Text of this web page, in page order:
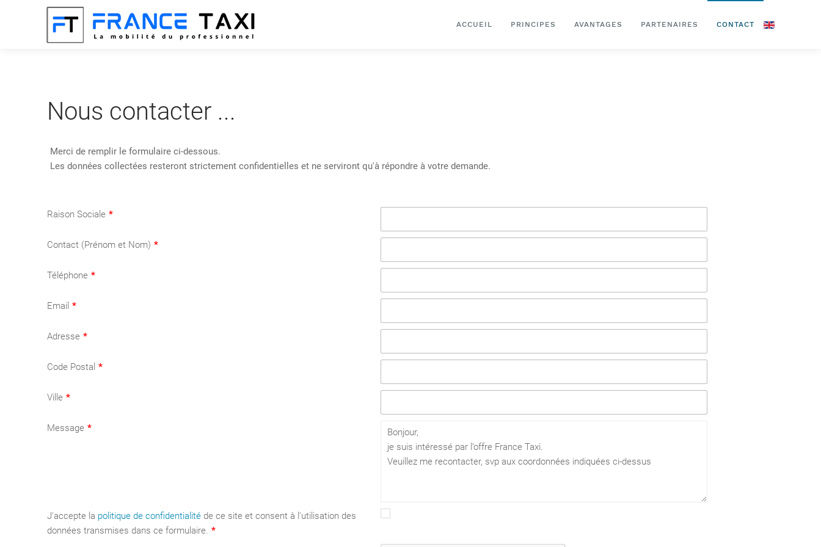
ACCUEIL PRINCIPES AVANTAGES PARTENAIRES CONTACT
Nous contacter ...
Merci de remplir le formulaire ci-dessous.
Les données collectées resteront strictement confidentielles et ne serviront qu'à répondre à votre demande.
Raison Sociale *
Contact (Prénom et Nom) *
Téléphone *
Email *
Adresse *
Code Postal *
Ville *
Message *
J'accepte la politique de confidentialité de ce site et consent à l'utilisation des
données transmises dans ce formulaire. *